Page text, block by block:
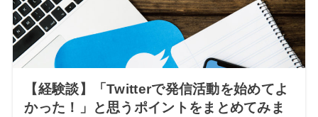
【経験談】「Twitterで発信活動を始めてよ
かった！」と思うポイントをまとめてみま